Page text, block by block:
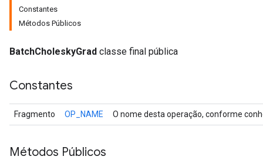
Constantes
Métodos Públicos
BatchCholeskyGrad classe final pública
Constantes
Fragmento OP_NAME O nome desta operação, conforme
Métodos Públicos